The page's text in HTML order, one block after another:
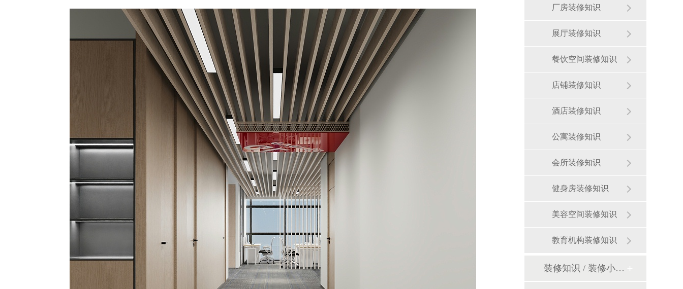
厂房装修知识
展厅装修知识
餐饮空间装修知识
店铺装修知识
酒店装修知识
公寓装修知识
会所装修知识
健身房装修知识
美容空间装修知识
教育机构装修知识
装修知识 / 装修小课堂